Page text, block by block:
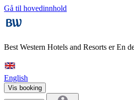
Gå til hovedinnhold
Best Western Hotels and Resorts erEn
English
Vis booking